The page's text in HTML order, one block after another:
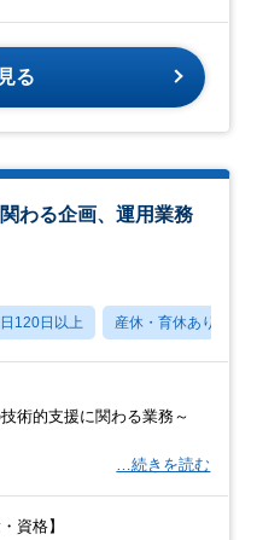
る
わる企画、運用業務
120日以上 産休・育休あり
術的支援に関わる業務～
…続きを読む
資格】